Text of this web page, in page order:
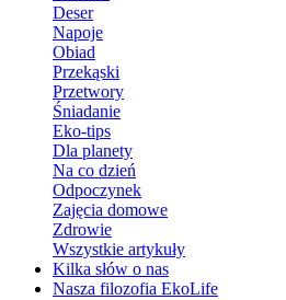
Deser
Napoje
Obiad
Przekąski
Przetwory
Śniadanie
Eko-tips
Dla planety
Na co dzień
Odpoczynek
Zajęcia domowe
Zdrowie
Wszystkie artykuły
Kilka słów o nas
Nasza filozofia EkoLife